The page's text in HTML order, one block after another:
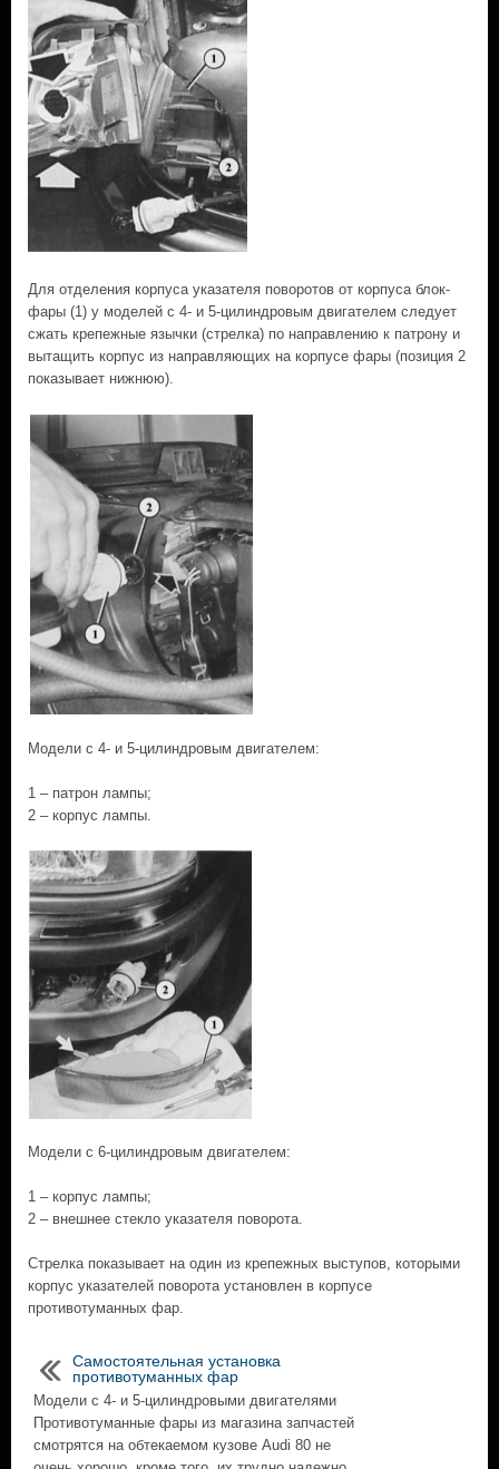
Для отделения корпуса указателя поворотов от корпуса блок-
фары (1) у моделей с 4- и 5-цилиндровым двигателем следует
сжать крепежные язычки (стрелка) по направлению к патрону и
вытащить корпус из направляющих на корпусе фары (позиция 2
показывает нижнюю).
Модели с 4- и 5-цилиндровым двигателем:
1 – патрон лампы;
2 – корпус лампы.
Модели с 6-цилиндровым двигателем:
1 – корпус лампы;
2 – внешнее стекло указателя поворота.
Стрелка показывает на один из крепежных выступов, которыми
корпус указателей поворота установлен в корпусе
противотуманных фар.
Самостоятельная установка
противотуманных фар
Модели с 4- и 5-цилиндровыми двигателями
Противотуманные фары из магазина запчастей
смотрятся на обтекаемом кузове Audi 80 не